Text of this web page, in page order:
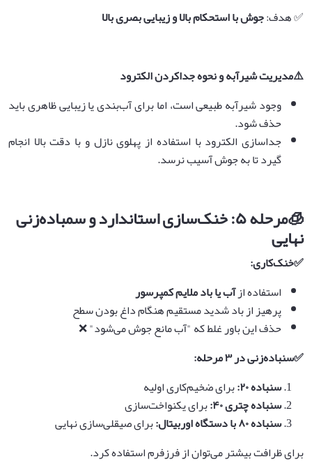
✅ هدف:جوش با استحکام بالا و زیبایی بصری بالا
⚠️مدیریت شیرآبه و نحوه جداکردن الکترود
وجود شیرآبه طبیعی است، اما برای آب‌بندی یا زیبایی ظاهری باید
حذف شود.
جداسازی الکترود با استفاده از پهلوی نازل و با دقت بالا انجام
گیرد تا به جوش آسیب نرسد.
🧊مرحله۵: خنک‌سازی استاندارد و سمباده‌زنی
نهایی
✅خنک‌کاری:
استفاده ازآب یا باد ملایم کمپرسور
پرهیز از باد شدید مستقیم هنگام داغ بودن سطح
حذف این باور غلط که "آب مانع جوش می‌شود" ❌
✅سنباده‌زنی در۳مرحله:
سنباده۲۰:برای ضخیم‌کاری اولیه
سنباده چتری۴۰:برای یکنواخت‌سازی
سنباده۸۰با دستگاه اوربیتال:برای صیقلی‌سازی نهایی
برای ظرافت بیشتر می‌توان از فرزفرم استفاده کرد.